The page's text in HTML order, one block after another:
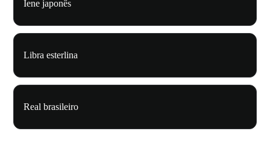
Iene japonês
Libra esterlina
Real brasileiro